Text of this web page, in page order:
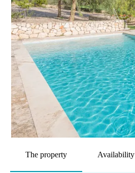
The property Availability